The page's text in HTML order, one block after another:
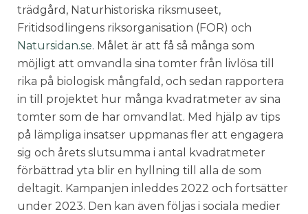
trädgård, Naturhistoriska riksmuseet,
Fritidsodlingens riksorganisation (FOR) och
Natursidan.se. Målet är att få så många som
möjligt att omvandla sina tomter från livlösa till
rika på biologisk mångfald, och sedan rapportera
in till projektet hur många kvadratmeter av sina
tomter som de har omvandlat. Med hjälp av tips
på lämpliga insatser uppmanas fler att engagera
sig och årets slutsumma i antal kvadratmeter
förbättrad yta blir en hyllning till alla de som
deltagit. Kampanjen inleddes 2022 och fortsätter
under 2023. Den kan även följas i sociala medier